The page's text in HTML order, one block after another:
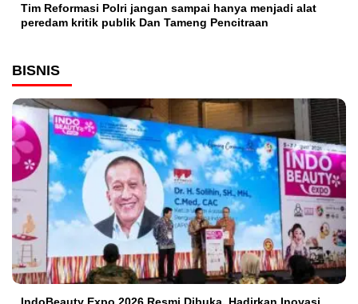
Tim Reformasi Polri jangan sampai hanya menjadi alat
peredam kritik publik Dan Tameng Pencitraan
BISNIS
IndoBeauty Expo 2026 Resmi Dibuka, Hadirkan Inovasi